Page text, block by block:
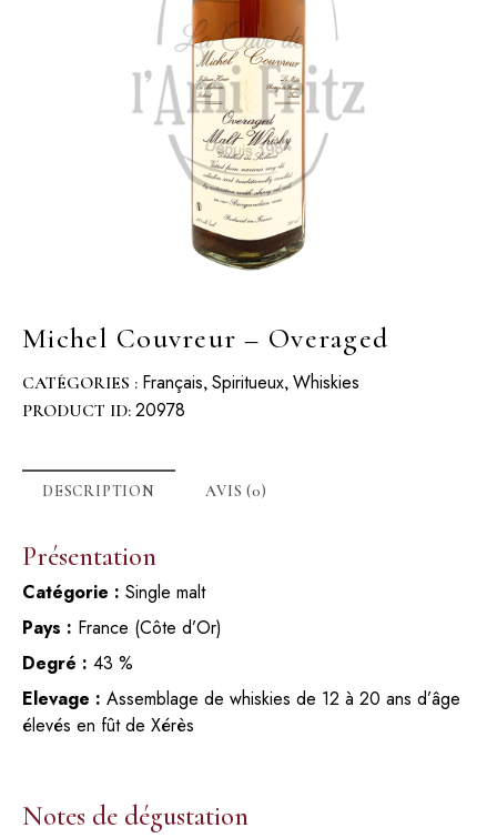
Michel Couvreur – Overaged
CATÉGORIES : Français, Spiritueux, Whiskies
PRODUCT ID: 20978
DESCRIPTION AVIS (0)
Présentation
Catégorie : Single malt
Pays : France (Côte d’Or)
Degré : 43 %
Elevage : Assemblage de whiskies de 12 à 20 ans d’âge
élevés en fût de Xérès
Notes de dégustation